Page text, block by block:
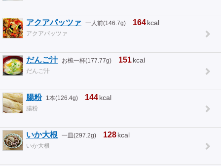
アクアパッツァ 一人前(146.7g) 164kcal
アクアパッツァ
だんご汁 お椀一杯(177.77g) 151kcal
だんご汁
腸粉 1本(126.4g) 144kcal
腸粉
いか大根 一皿(297.2g) 128kcal
いか大根